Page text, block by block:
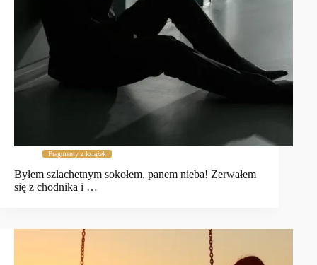
Fragmenty z książek
Byłem szlachetnym sokołem, panem nieba! Zerwałem
się z chodnika i …